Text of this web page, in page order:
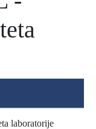
laboratorije